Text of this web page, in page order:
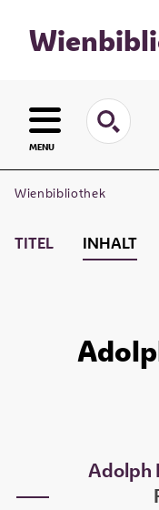
MENU
Wienbibliothek
TITEL INHALT
Adolph